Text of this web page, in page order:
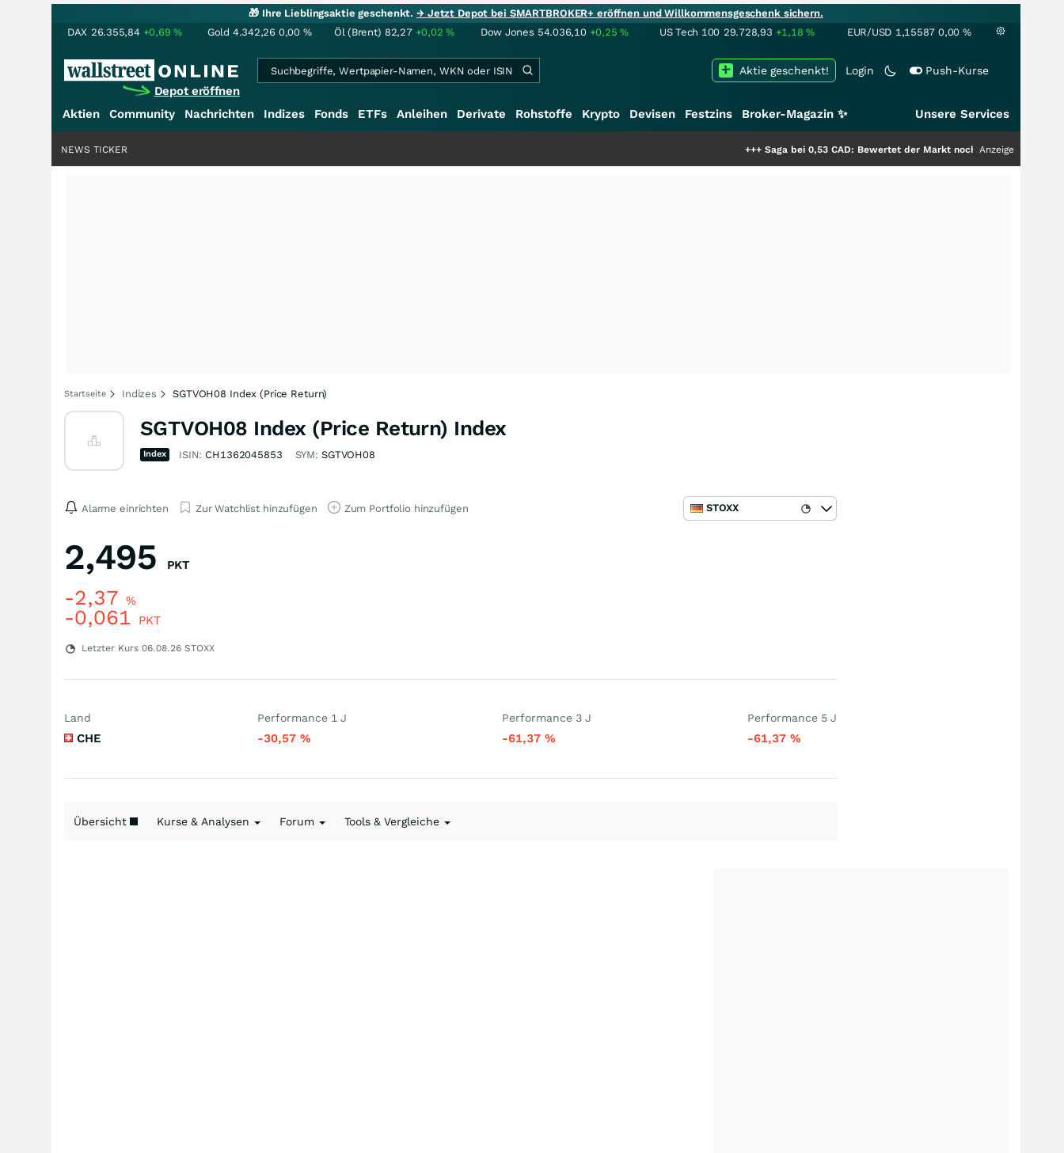
🎁 Ihre Lieblingsaktie geschenkt.→ Jetzt Depot bei SMARTBROKER+ eröffnen und Willkommensgeschenk sichern.
DAX 26.355,84 +0,69% Gold 4.342,26 0,00 % Öl (Brent) 82,27 +0,02% Dow Jones 54.036,10 +0,25% US Tech 100 29.728,93 +1,18% EUR/USD 1,15587 0,00 %
Depot eröffnen
Login Push-Kurse
Aktie geschenkt!
Aktien Community Nachrichten Indizes Fonds ETFs Anleihen Derivate Rohstoffe Krypto Devisen Festzins Broker-Magazin ✨ Unsere Services
Saga bei 0,53 CAD: Bewertet der Markt noch immer nur die Hälfte der
Anzeige
NEWS TICKER
Startseite Indizes SGTVOH08 Index (Price Return)
SGTVOH08 Index (Price Return) Index
Index ISIN: CH1362045853 SYM: SGTVOH08
Alarme einrichten Zur Watchlist hinzufügen Zum Portfolio hinzufügen STOXX
2,495 PKT
-2,37 %
-0,061 PKT
Letzter Kurs 06.08.26 STOXX
Land
CHE
Performance 1 J
-30,57 %
Performance 3 J
-61,37%
Performance 5 J
-61,37 %
Übersicht Kurse & Analysen Forum Tools & Vergleiche